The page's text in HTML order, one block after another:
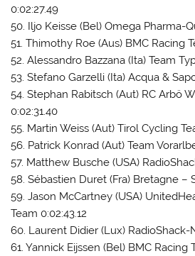
0:02:27.49
50. Iljo Keisse (Bel) Omega Pharma-
51. Thimothy Roe (Aus) BMC Racing
52. Alessandro Bazzana (Ita) Team
53. Stefano Garzelli (Ita) Acqua &
54. Stephan Rabitsch (Aut) RC Arbö
0:02:31.40
55. Martin Weiss (Aut) Tirol Cycling
56. Patrick Konrad (Aut) Team
57. Matthew Busche (USA)
58. Sébastien Duret (Fra) Bretagne –
59. Jason McCartney (USA)
Team 0:02:43.12
60. Laurent Didier (Lux) RadioShack-
61. Yannick Eijssen (Bel) BMC Racing